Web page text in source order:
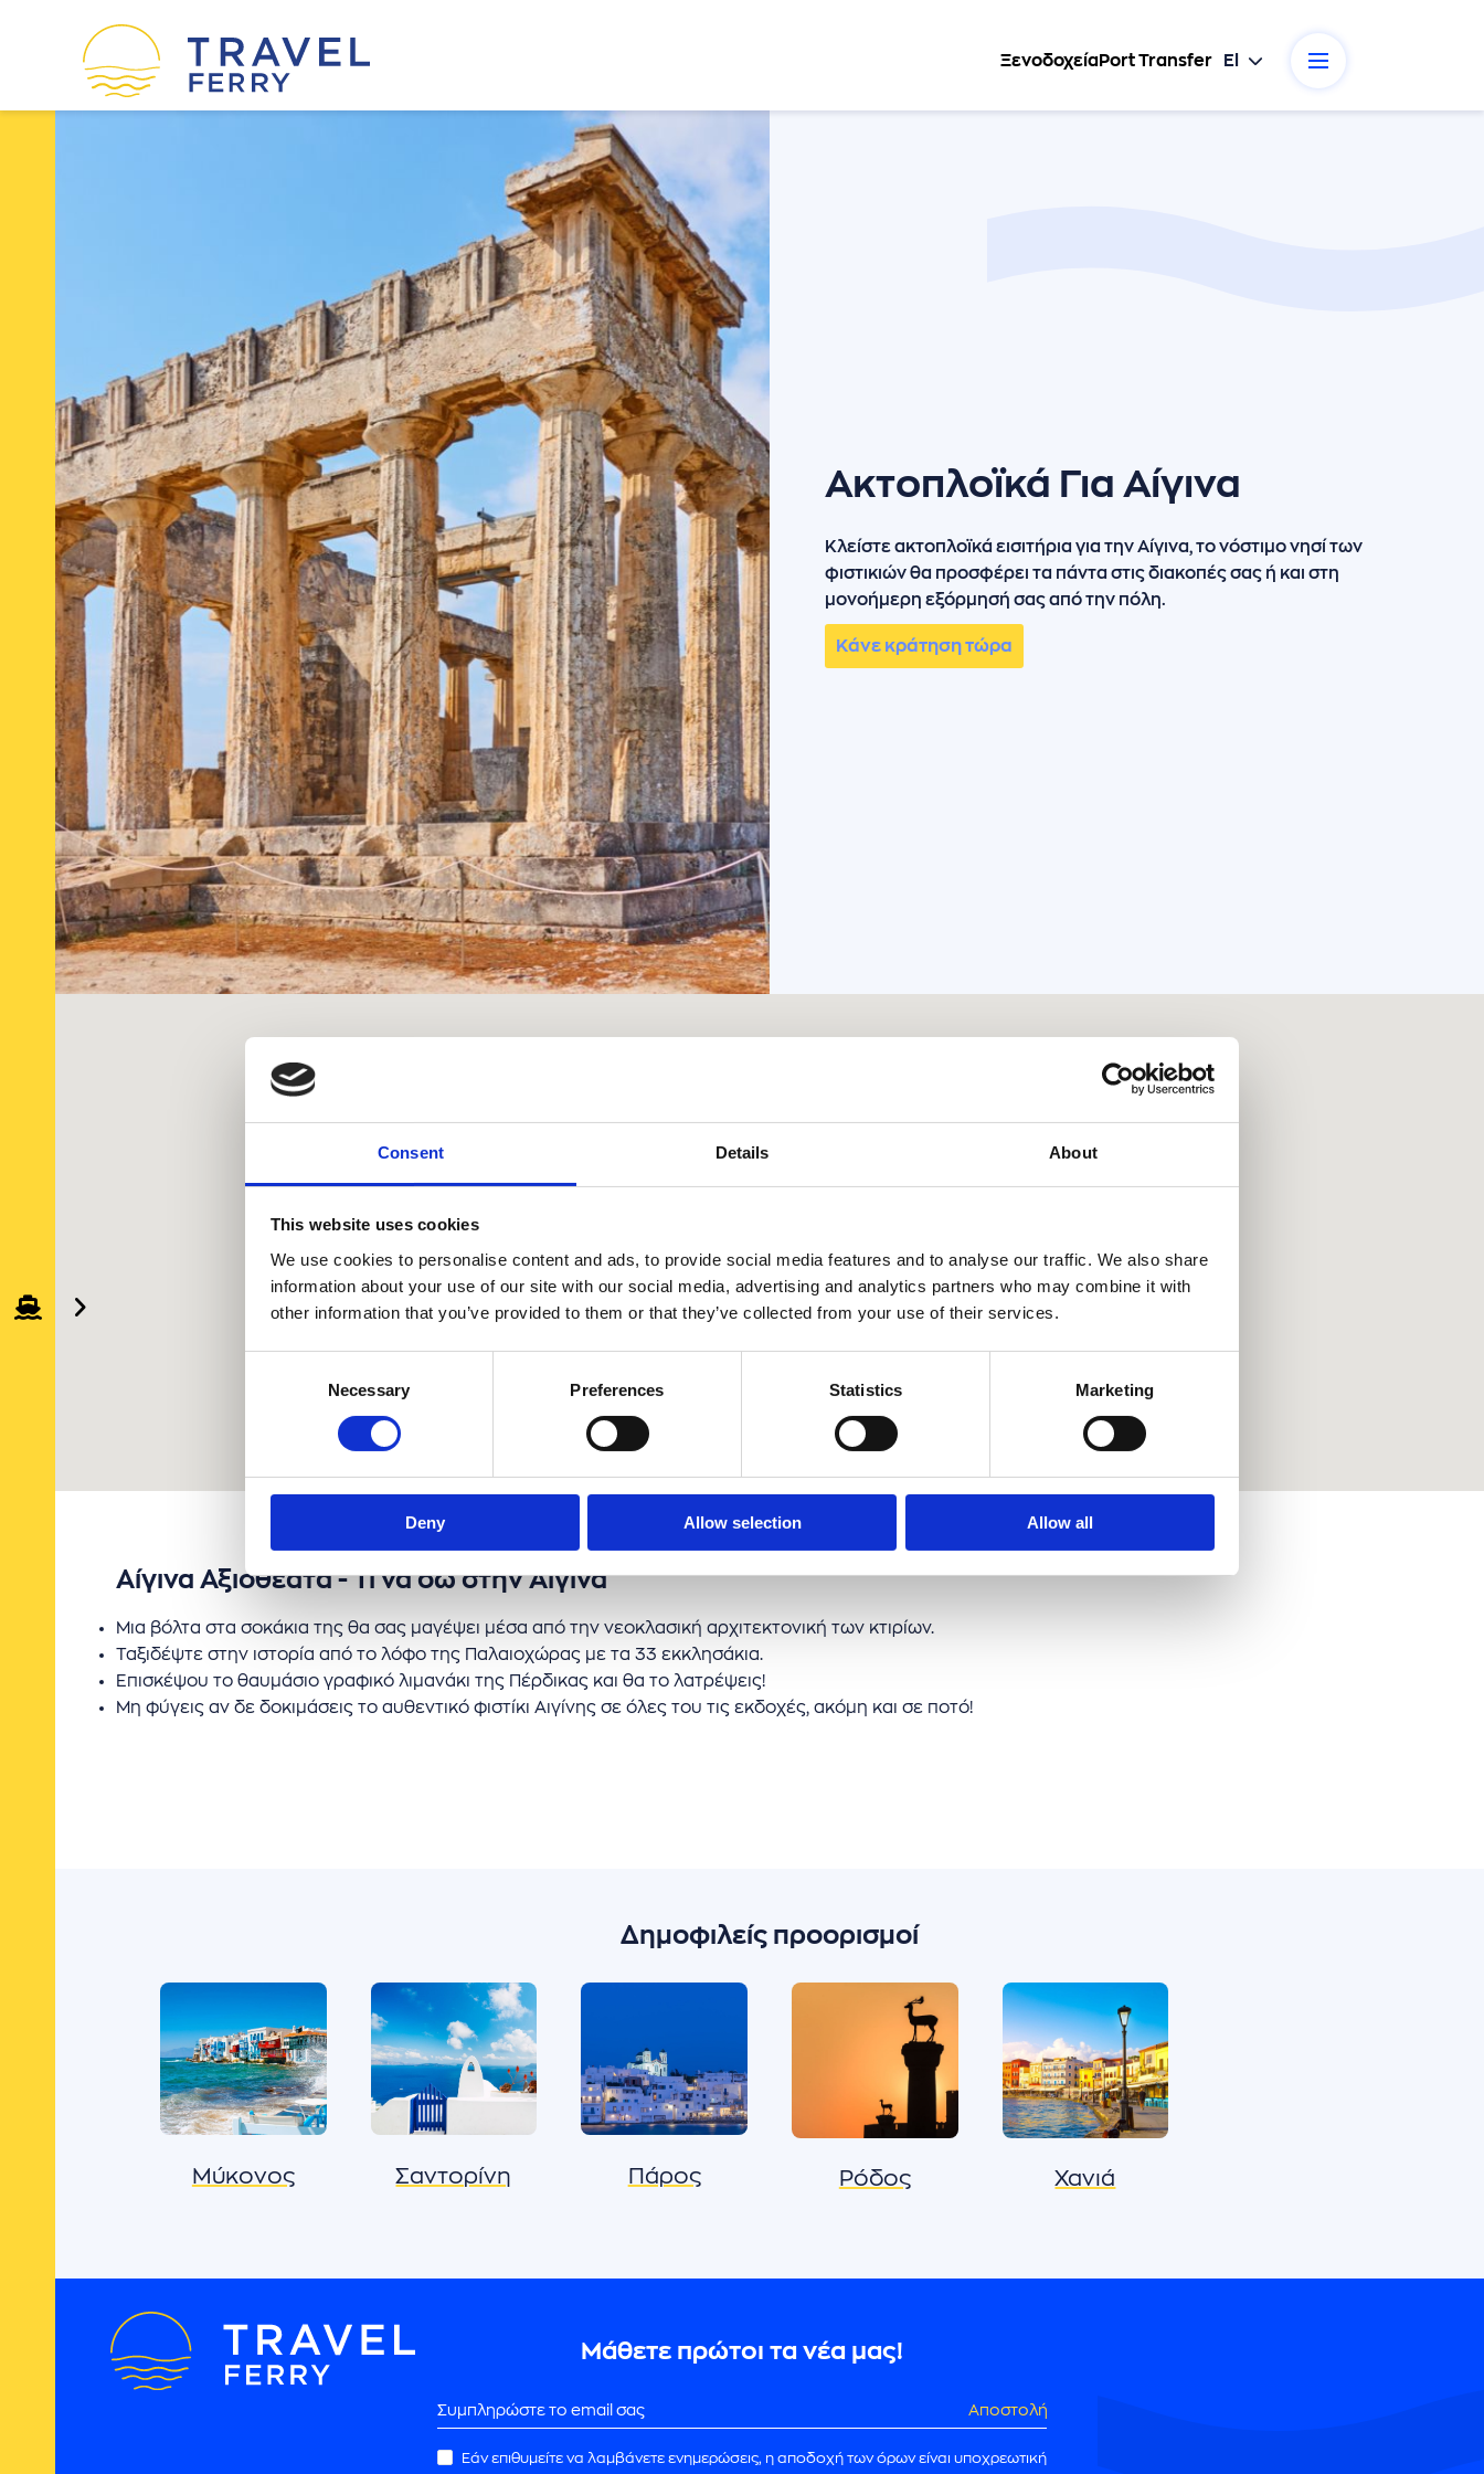
Consent Details About
This website uses cookies
We use cookies to personalise content and ads, to provide social media features and to analyse our traffic. We also share
information about your use of our site with our social media, advertising and analytics partners who may combine it with
other information that you’ve provided to them or that they’ve collected from your use of their services.
Necessary Preferences Statistics Marketing
Deny Allow selection Allow all
ΞενοδοχείαPort Transfer El
Ενημερώσεις
Επικοινωνία
Όροι χρήσης Πολιτική απορρήτου
Πολιτική Cookies
Συνεργάτες
Ακτοπλοϊκά Για Αίγινα
Κλείστε ακτοπλοϊκά εισιτήρια για την Αίγινα, το νόστιμο νησί των
φιστικιών θα προσφέρει τα πάντα στις διακοπές σας ή και στη
μονοήμερη εξόρμησή σας από την πόλη.
Κάνε κράτηση τώρα
Αίγινα
Αίγινα Αξιοθέατα - Τι να δω στην Αίγινα
Μια βόλτα στα σοκάκια της θα σας μαγέψει μέσα από την νεοκλασική αρχιτεκτονική των κτιρίων.
Ταξιδέψτε στην ιστορία από το λόφο της Παλαιοχώρας µε τα 33 εκκλησάκια.
Επισκέψου το θαυμάσιο γραφικό λιμανάκι της Πέρδικας και θα το λατρέψεις!
Μη φύγεις αν δε δοκιμάσεις το αυθεντικό φιστίκι Αιγίνης σε όλες του τις εκδοχές, ακόμη και σε ποτό!
Δημοφιλείς προορισμοί
Μύκονος Σαντορίνη Πάρος Ρόδος Χανιά
Μάθετε πρώτοι τα νέα μας!
Αποστολή
Εάν επιθυμείτε να λαμβάνετε ενημερώσεις, η αποδοχή των όρων είναι υποχρεωτική